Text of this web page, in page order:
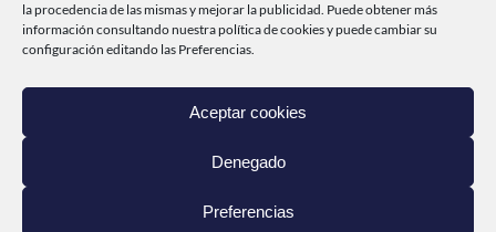
la procedencia de las mismas y mejorar la publicidad. Puede obtener más
información consultando nuestrapolítica de cookiesy puede cambiar su
configuración editando las Preferencias.
Aceptar cookies
Denegado
Preferencias
CABO DE PEÑAS